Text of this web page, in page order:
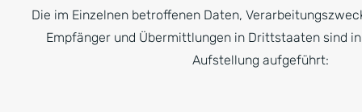
Die im Einzelnen betroffenen Daten,
Empfänger und Übermittlungen in Drittstaaten sind
Aufstellung aufgeführt: